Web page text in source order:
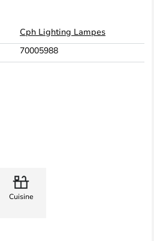
Cph Lighting Lampes
70005988
Cuisine